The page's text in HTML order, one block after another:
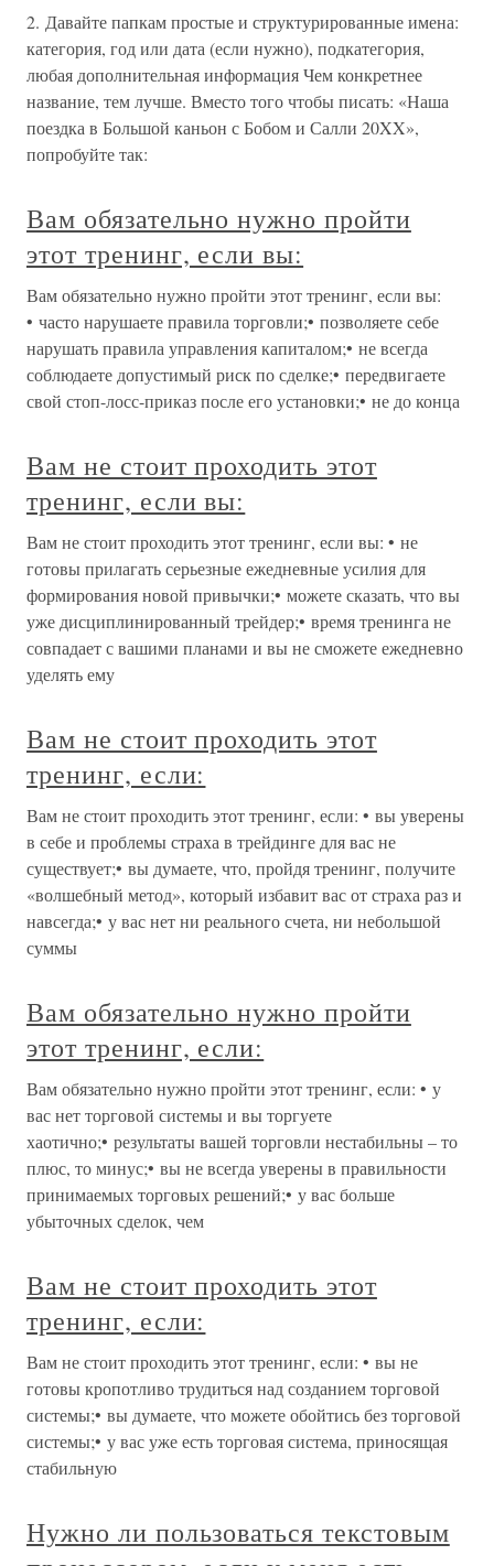
2. Давайте папкам простые и структурированные имена:
категория, год или дата (если нужно), подкатегория,
любая дополнительная информация Чем конкретнее
название, тем лучше. Вместо того чтобы писать: «Наша
поездка в Большой каньон с Бобом и Салли 20XX»,
попробуйте так:
Вам обязательно нужно пройти
этот тренинг, если вы:
Вам обязательно нужно пройти этот тренинг, если вы:
• часто нарушаете правила торговли;• позволяете себе
нарушать правила управления капиталом;• не всегда
соблюдаете допустимый риск по сделке;• передвигаете
свой стоп-лосс-приказ после его установки;• не до конца
Вам не стоит проходить этот
тренинг, если вы:
Вам не стоит проходить этот тренинг, если вы: • не
готовы прилагать серьезные ежедневные усилия для
формирования новой привычки;• можете сказать, что вы
уже дисциплинированный трейдер;• время тренинга не
совпадает с вашими планами и вы не сможете ежедневно
уделять ему
Вам не стоит проходить этот
тренинг, если:
Вам не стоит проходить этот тренинг, если: • вы уверены
в себе и проблемы страха в трейдинге для вас не
существует;• вы думаете, что, пройдя тренинг, получите
«волшебный метод», который избавит вас от страха раз и
навсегда;• у вас нет ни реального счета, ни небольшой
суммы
Вам обязательно нужно пройти
этот тренинг, если:
Вам обязательно нужно пройти этот тренинг, если: • у
вас нет торговой системы и вы торгуете
хаотично;• результаты вашей торговли нестабильны – то
плюс, то минус;• вы не всегда уверены в правильности
принимаемых торговых решений;• у вас больше
убыточных сделок, чем
Вам не стоит проходить этот
тренинг, если:
Вам не стоит проходить этот тренинг, если: • вы не
готовы кропотливо трудиться над созданием торговой
системы;• вы думаете, что можете обойтись без торговой
системы;• у вас уже есть торговая система, приносящая
стабильную
Нужно ли пользоваться текстовым